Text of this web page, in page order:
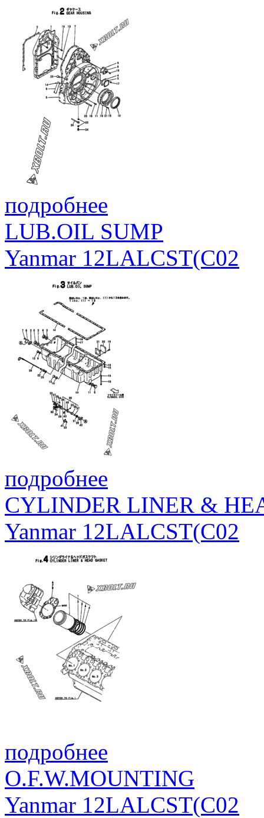
подробнее
LUB.OIL SUMP
Yanmar 12LALCST(C02
подробнее
CYLINDER LINER &
Yanmar 12LALCST(C02
подробнее
O.F.W.MOUNTING
Yanmar 12LALCST(C02